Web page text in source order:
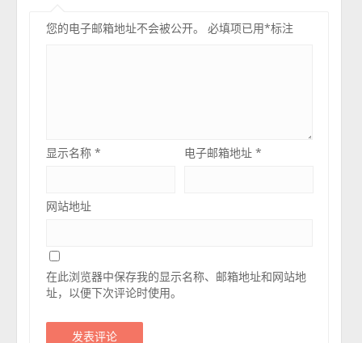
您的电子邮箱地址不会被公开。 必填项已用*标注
显示名称* 电子邮箱地址*
网站地址
在此浏览器中保存我的显示名称、邮箱地址和网站地
址，以便下次评论时使用。